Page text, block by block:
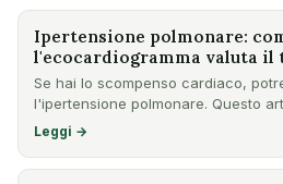
Ipertensione polmonare:
l'ecocardiogramma valuta il
Se hai lo scompenso cardiaco,
l'ipertensione polmonare. Questo
l'ecoc…
Leggi →